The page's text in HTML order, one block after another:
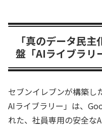
「真のデータ民
盤「AIライブラリ
セブンイレブンが構築
AIライブラリー」は、
れた、社員専用の安全な